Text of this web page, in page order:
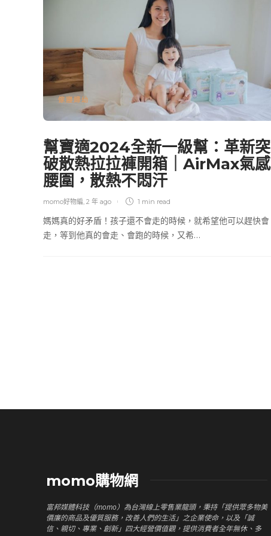
傢寢婦幼
幫寶適2024全新一級幫：革新突
破散熱拉拉褲開箱｜AirMax氣感
腰圍，散熱不悶汗
momo好物編 2 年 ago 1 min read
媽媽真的好矛盾！孩子還不會走的時候，就希望他可以趕快會
走，等到他真的會走、會跑的時候，又希…
momo購物網
富邦媒體科技（momo）為台灣線上零售業龍頭，秉持「提供眾多物美
價廉的商品及優質服務，改善人們的生活」之企業使命，以及「誠
信、親切、專業、創新」四大經營價值觀，提供消費者全年無休、多